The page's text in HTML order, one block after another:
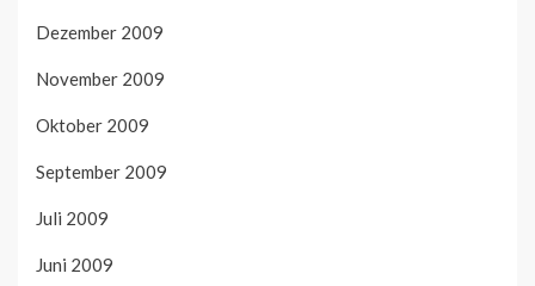
Dezember 2009
November 2009
Oktober 2009
September 2009
Juli 2009
Juni 2009